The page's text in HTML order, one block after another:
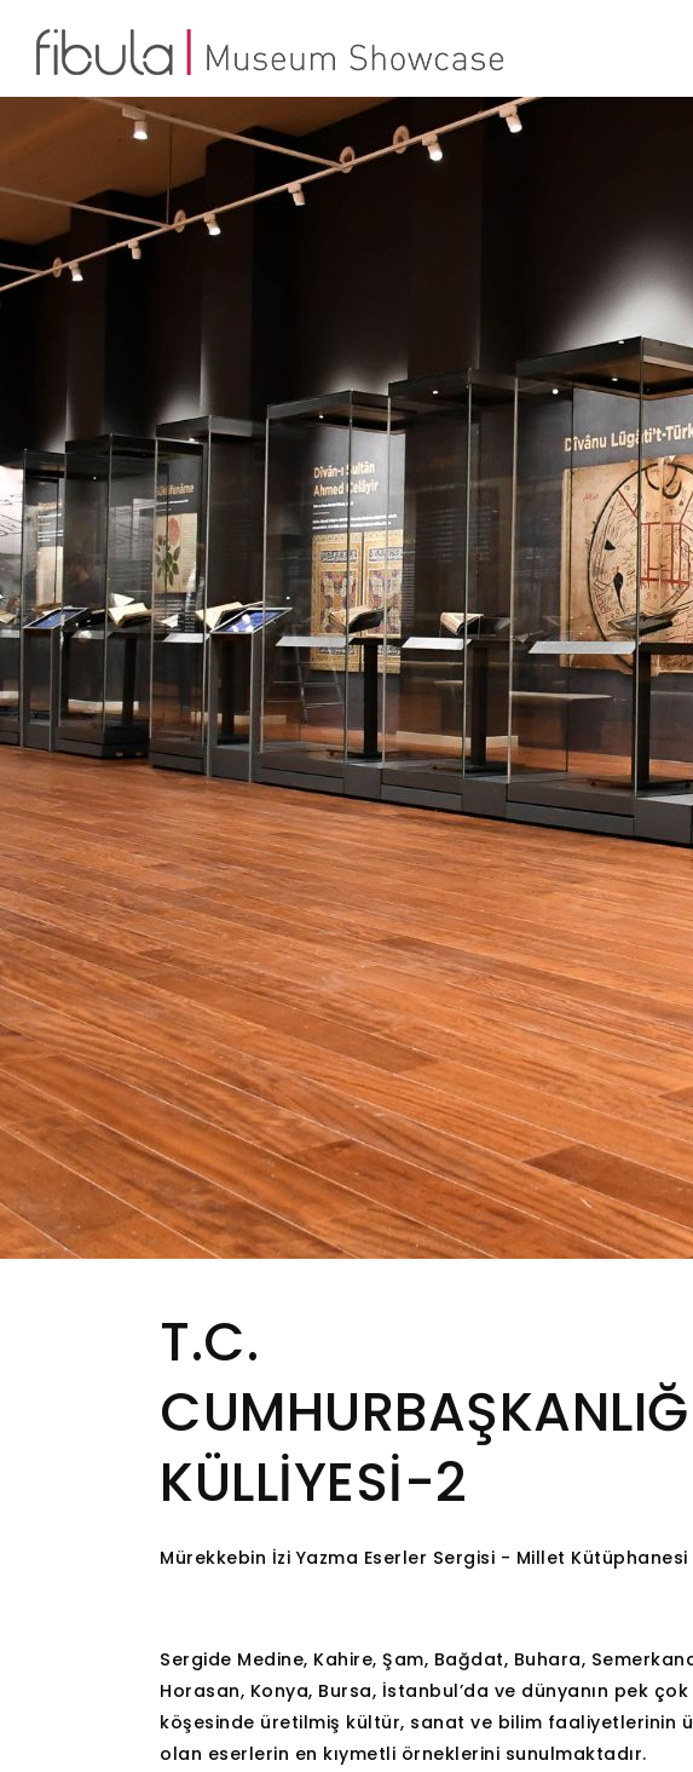
T.C.
KÜLLİYESİ-2
Mürekkebin İzi Yazma Eserler Sergisi - Millet Kütüphanesi
Sergide Medine, Kahire, Şam, Bağdat, Buhara,
Horasan, Konya, Bursa, İstanbul’da ve dünyanın pek çok
köşesinde üretilmiş kültür, sanat ve bilim faaliyetlerinin
olan eserlerin en kıymetli örneklerini sunulmaktadır.